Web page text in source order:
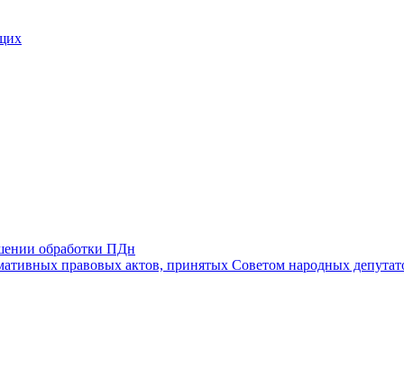
обработки ПДн
правовых актов, принятых Советом народных